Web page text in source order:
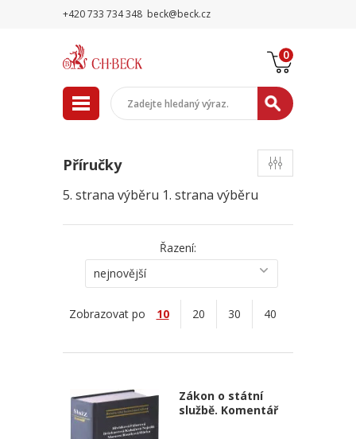
+420 733 734 348 beck@beck.cz
0
Příručky
5. strana výběru 1. strana výběru
Řazení:
nejnovější
Zobrazovat po 10 20 30 40
Zákon o státní
službě. Komentář